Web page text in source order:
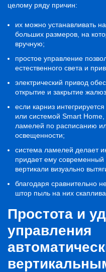
целому ряду причин:
их можно устанавливать
больших размеров, на
вручную;
простое управление
естественного света и
электрический привод
открытие и закрытие
если карниз
или системой Smart
ламелей по расписанию
освещенности;
система ламелей делает
придает ему
вертикали визуально
благодаря сравнительно
штор пыль на них
Простота и
управления